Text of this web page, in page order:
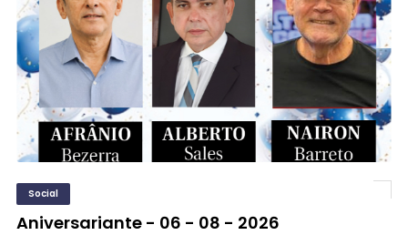
Social
Aniversariante - 06 - 08 - 2026